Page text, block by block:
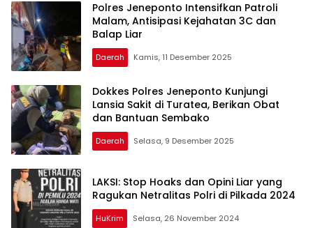
Polres Jeneponto Intensifkan Patroli
Malam, Antisipasi Kejahatan 3C dan
Balap Liar
Daerah Kamis, 11 Desember 2025
Dokkes Polres Jeneponto Kunjungi
Lansia Sakit di Turatea, Berikan Obat
dan Bantuan Sembako
Daerah Selasa, 9 Desember 2025
LAKSI: Stop Hoaks dan Opini Liar yang
Ragukan Netralitas Polri di Pilkada 2024
HuKrim Selasa, 26 November 2024